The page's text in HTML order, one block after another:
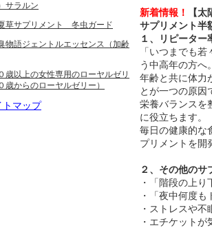
新着情報！
【
サプリメント半
１、リピータ
「いつまでも
う中高年の方へ
年齢と共に体力
とが一つの原因
栄養バランスを
に役立ちます。
毎日の健康的な
プリメントを開
２、その他のサ
・「階段の上
・「夜中何度
・ストレスや
・エチケット
サラルン
草サプリメント 冬虫ガード
語ジェントルエッセンス（加齢
以上の女性専用のローヤルゼリ
歳からのローヤルゼリー）
トマップ